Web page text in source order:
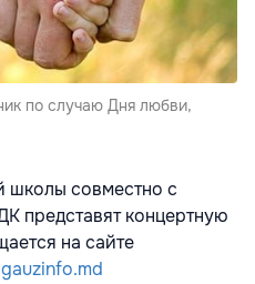
по случаю Дня любви,
школы совместно с
представят концертную
на сайте